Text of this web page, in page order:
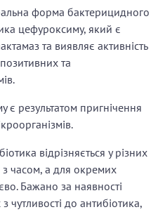
форма бактерицидного
цефуроксиму, який є
та виявляє активність
та
є результатом пригнічення
відрізняється у різних
з часом, а для окремих
Бажано за наявності
чутливості до антибіотика,